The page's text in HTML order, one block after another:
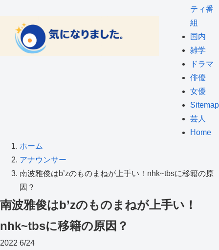
ティ番
組
国内
雑学
ドラマ
俳優
女優
Sitemap
芸人
Home
ホーム
アナウンサー
南波雅俊はb’zのものまねが上手い！nhk~tbsに移籍の原
因？
南波雅俊はb’zのものまねが上手い！
nhk~tbsに移籍の原因？
2022 6/24